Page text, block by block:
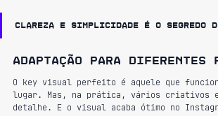
Clareza e simplicidade é o segredo
Adaptação para diferentes
O key visual perfeito é aquele que
lugar. Mas, na prática, vários criativos
detalhe. E o visual acaba ótimo no